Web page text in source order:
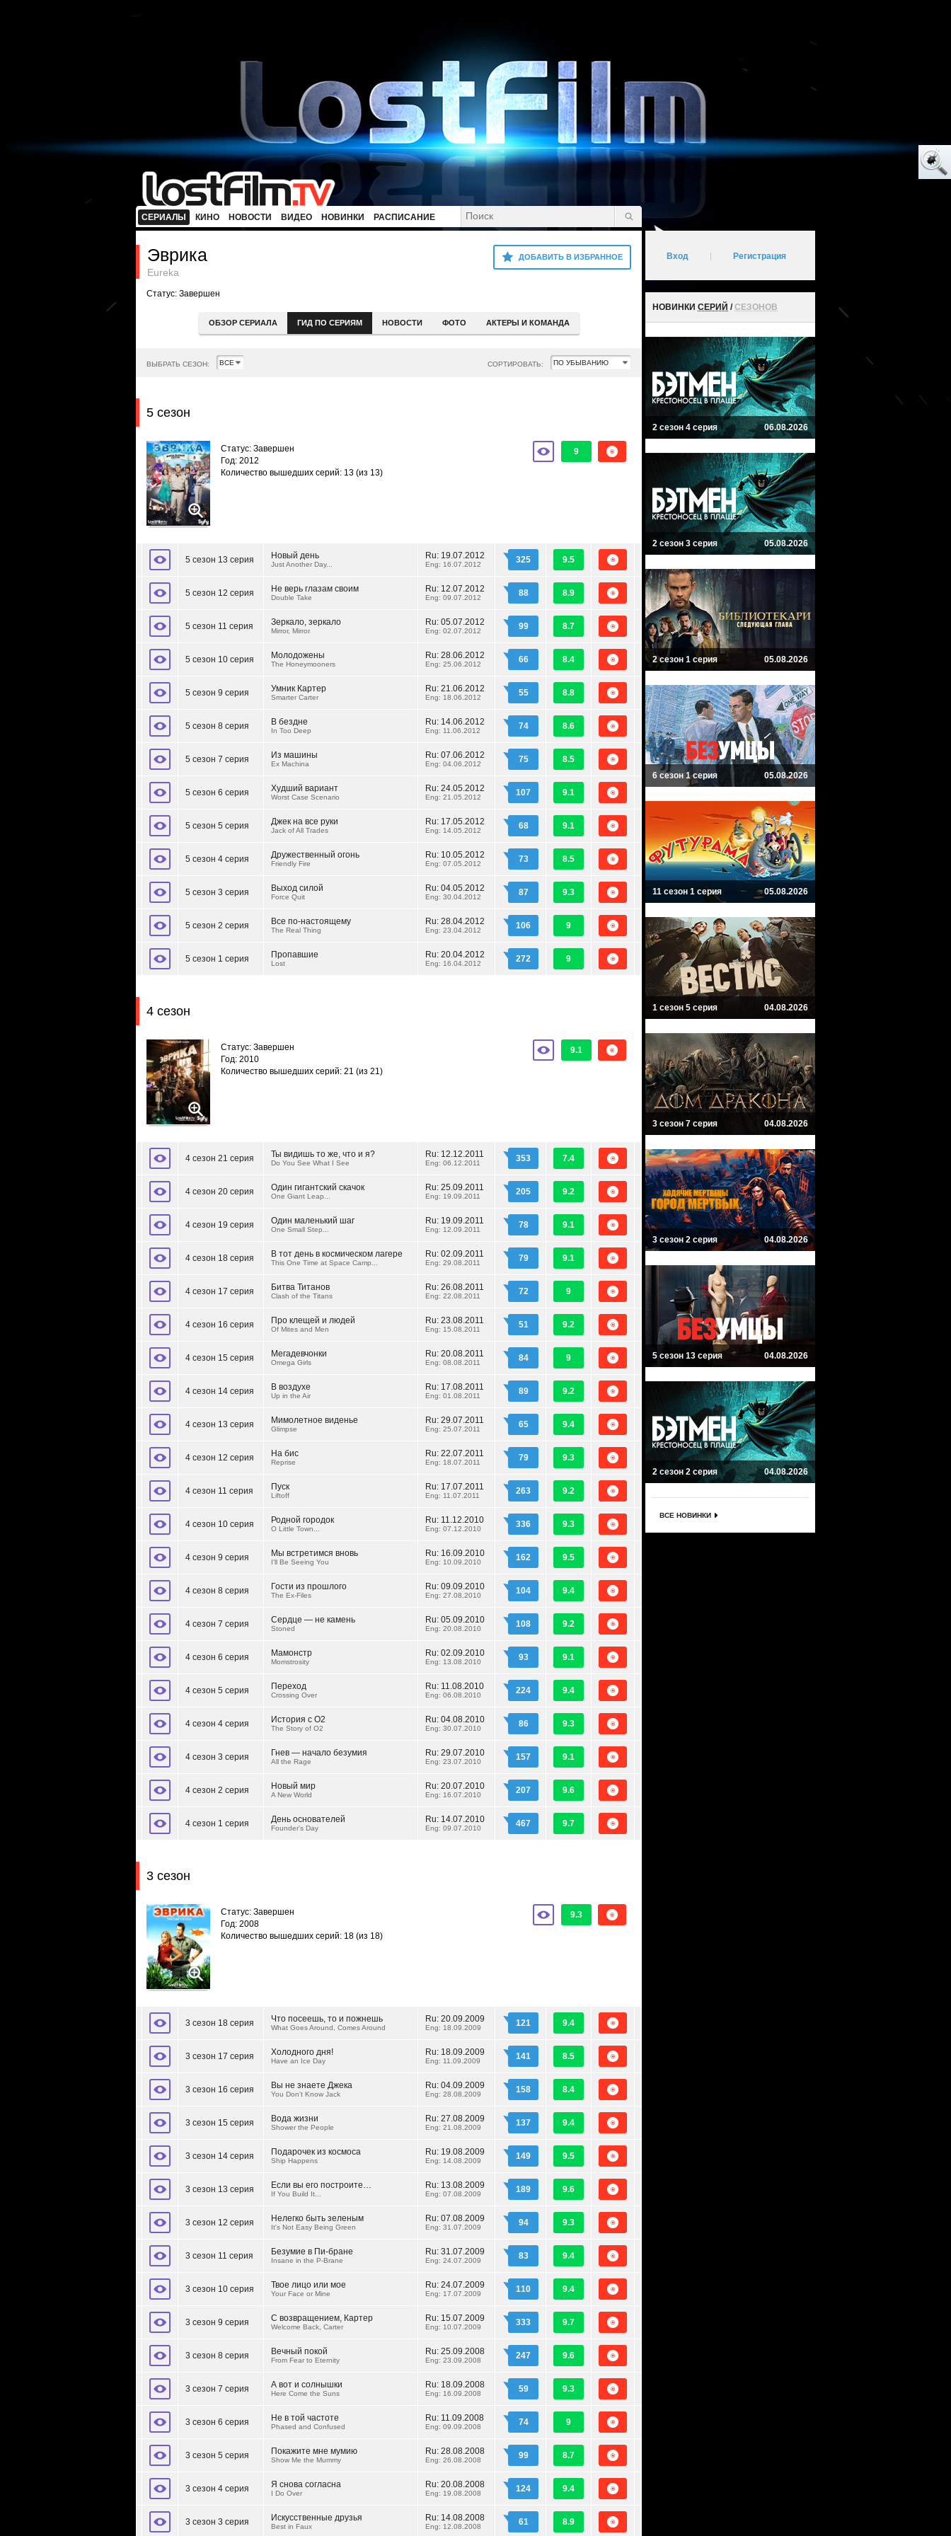
СЕРИАЛЫ КИНО НОВОСТИ ВИДЕО НОВИНКИ РАСПИСАНИЕ
ДОБАВИТЬ В ИЗБРАННОЕ
Эврика
Eureka
Статус: Завершен
ОБЗОР СЕРИАЛА ГИД ПО СЕРИЯМ НОВОСТИ ФОТО АКТЕРЫ И КОМАНДА
ВЫБРАТЬ СЕЗОН: СОРТИРОВАТЬ:
5 сезон
9
Статус: Завершен
Год: 2012
Количество вышедших серий: 13 (из 13)
5 сезон 13 серия Новый день
Just Another Day...
Ru: 19.07.2012
Eng: 16.07.2012 325 9.5
5 сезон 12 серия Не верь глазам своим
Double Take
Ru: 12.07.2012
Eng: 09.07.2012 88 8.9
5 сезон 11 серия Зеркало, зеркало
Mirror, Mirror
Ru: 05.07.2012
Eng: 02.07.2012 99 8.7
5 сезон 10 серия Молодожены
The Honeymooners
Ru: 28.06.2012
Eng: 25.06.2012 66 8.4
5 сезон 9 серия Умник Картер
Smarter Carter
Ru: 21.06.2012
Eng: 18.06.2012 55 8.8
5 сезон 8 серия В бездне
In Too Deep
Ru: 14.06.2012
Eng: 11.06.2012 74 8.6
5 сезон 7 серия Из машины
Ex Machina
Ru: 07.06.2012
Eng: 04.06.2012 75 8.5
5 сезон 6 серия Худший вариант
Worst Case Scenario
Ru: 24.05.2012
Eng: 21.05.2012 107 9.1
5 сезон 5 серия Джек на все руки
Jack of All Trades
Ru: 17.05.2012
Eng: 14.05.2012 68 9.1
5 сезон 4 серия Дружественный огонь
Friendly Fire
Ru: 10.05.2012
Eng: 07.05.2012 73 8.5
5 сезон 3 серия Выход силой
Force Quit
Ru: 04.05.2012
Eng: 30.04.2012 87 9.3
5 сезон 2 серия Все по-настоящему
The Real Thing
Ru: 28.04.2012
Eng: 23.04.2012 106 9
5 сезон 1 серия Пропавшие
Lost
Ru: 20.04.2012
Eng: 16.04.2012 272 9
4 сезон
9.1
Статус: Завершен
Год: 2010
Количество вышедших серий: 21 (из 21)
4 сезон 21 серия Ты видишь то же, что и я?
Do You See What I See
Ru: 12.12.2011
Eng: 06.12.2011 353 7.4
4 сезон 20 серия Один гигантский скачок
One Giant Leap...
Ru: 25.09.2011
Eng: 19.09.2011 205 9.2
4 сезон 19 серия Один маленький шаг
One Small Step...
Ru: 19.09.2011
Eng: 12.09.2011 78 9.1
4 сезон 18 серия В тот день в космическом лагере
This One Time at Space Camp...
Ru: 02.09.2011
Eng: 29.08.2011 79 9.1
4 сезон 17 серия Битва Титанов
Clash of the Titans
Ru: 26.08.2011
Eng: 22.08.2011 72 9
4 сезон 16 серия Про клещей и людей
Of Mites and Men
Ru: 23.08.2011
Eng: 15.08.2011 51 9.2
4 сезон 15 серия Мегадевчонки
Omega Girls
Ru: 20.08.2011
Eng: 08.08.2011 84 9
4 сезон 14 серия В воздухе
Up in the Air
Ru: 17.08.2011
Eng: 01.08.2011 89 9.2
4 сезон 13 серия Мимолетное виденье
Glimpse
Ru: 29.07.2011
Eng: 25.07.2011 65 9.4
4 сезон 12 серия На бис
Reprise
Ru: 22.07.2011
Eng: 18.07.2011 79 9.3
4 сезон 11 серия Пуск
Liftoff
Ru: 17.07.2011
Eng: 11.07.2011 263 9.2
4 сезон 10 серия Родной городок
O Little Town...
Ru: 11.12.2010
Eng: 07.12.2010 336 9.3
4 сезон 9 серия Мы встретимся вновь
I'll Be Seeing You
Ru: 16.09.2010
Eng: 10.09.2010 162 9.5
4 сезон 8 серия Гости из прошлого
The Ex-Files
Ru: 09.09.2010
Eng: 27.08.2010 104 9.4
4 сезон 7 серия Сердце — не камень
Stoned
Ru: 05.09.2010
Eng: 20.08.2010 108 9.2
4 сезон 6 серия Мамонстр
Momstrosity
Ru: 02.09.2010
Eng: 13.08.2010 93 9.1
4 сезон 5 серия Переход
Crossing Over
Ru: 11.08.2010
Eng: 06.08.2010 224 9.4
4 сезон 4 серия История с О2
The Story of O2
Ru: 04.08.2010
Eng: 30.07.2010 86 9.3
4 сезон 3 серия Гнев — начало безумия
All the Rage
Ru: 29.07.2010
Eng: 23.07.2010 157 9.1
4 сезон 2 серия Новый мир
A New World
Ru: 20.07.2010
Eng: 16.07.2010 207 9.6
4 сезон 1 серия День основателей
Founder's Day
Ru: 14.07.2010
Eng: 09.07.2010 467 9.7
3 сезон
9.3
Статус: Завершен
Год: 2008
Количество вышедших серий: 18 (из 18)
3 сезон 18 серия Что посеешь, то и пожнешь
What Goes Around, Comes Around
Ru: 20.09.2009
Eng: 18.09.2009 121 9.4
3 сезон 17 серия Холодного дня!
Have an Ice Day
Ru: 18.09.2009
Eng: 11.09.2009 141 8.5
3 сезон 16 серия Вы не знаете Джека
You Don't Know Jack
Ru: 04.09.2009
Eng: 28.08.2009 158 8.4
3 сезон 15 серия Вода жизни
Shower the People
Ru: 27.08.2009
Eng: 21.08.2009 137 9.4
3 сезон 14 серия Подарочек из космоса
Ship Happens
Ru: 19.08.2009
Eng: 14.08.2009 149 9.5
3 сезон 13 серия Если вы его построите…
If You Build It...
Ru: 13.08.2009
Eng: 07.08.2009 189 9.6
3 сезон 12 серия Нелегко быть зеленым
It's Not Easy Being Green
Ru: 07.08.2009
Eng: 31.07.2009 94 9.3
3 сезон 11 серия Безумие в Пи-бране
Insane in the P-Brane
Ru: 31.07.2009
Eng: 24.07.2009 83 9.4
3 сезон 10 серия Твое лицо или мое
Your Face or Mine
Ru: 24.07.2009
Eng: 17.07.2009 110 9.4
3 сезон 9 серия С возвращением, Картер
Welcome Back, Carter
Ru: 15.07.2009
Eng: 10.07.2009 333 9.7
3 сезон 8 серия Вечный покой
From Fear to Eternity
Ru: 25.09.2008
Eng: 23.09.2008 247 9.6
3 сезон 7 серия А вот и солнышки
Here Come the Suns
Ru: 18.09.2008
Eng: 16.09.2008 59 9.3
3 сезон 6 серия Не в той частоте
Phased and Confused
Ru: 11.09.2008
Eng: 09.09.2008 74 9
3 сезон 5 серия Покажите мне мумию
Show Me the Mummy
Ru: 28.08.2008
Eng: 26.08.2008 99 8.7
3 сезон 4 серия Я снова согласна
I Do Over
Ru: 20.08.2008
Eng: 19.08.2008 124 9.4
3 сезон 3 серия Искусственные друзья
Best in Faux
Ru: 14.08.2008
Eng: 12.08.2008 61 8.9
Вход Регистрация
НОВИНКИ СЕРИЙ /СЕЗОНОВ
2 сезон 4 серия 06.08.2026
2 сезон 3 серия 05.08.2026
2 сезон 1 серия 05.08.2026
6 сезон 1 серия 05.08.2026
11 сезон 1 серия 05.08.2026
1 сезон 5 серия 04.08.2026
3 сезон 7 серия 04.08.2026
3 сезон 2 серия 04.08.2026
5 сезон 13 серия 04.08.2026
2 сезон 2 серия 04.08.2026
ВСЕ НОВИНКИ